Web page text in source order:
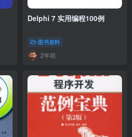
Delphi 7 实用编程100例
图书资料
2年前